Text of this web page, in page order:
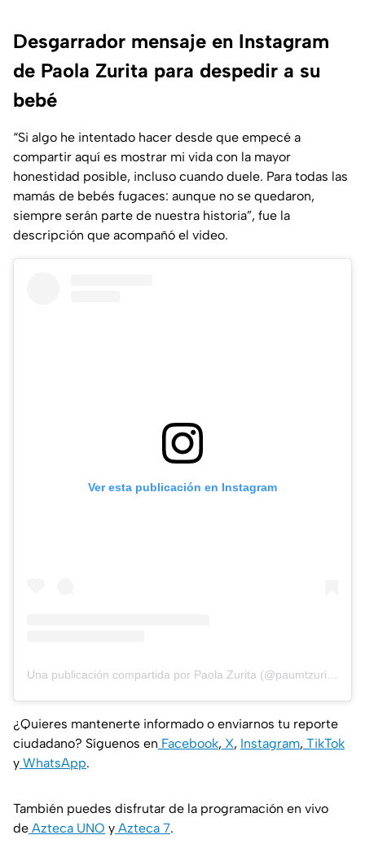
Desgarrador mensaje en Instagram
de Paola Zurita para despedir a su
bebé
“Si algo he intentado hacer desde que empecé a
compartir aquí es mostrar mi vida con la mayor
honestidad posible, incluso cuando duele. Para todas las
mamás de bebés fugaces: aunque no se quedaron,
siempre serán parte de nuestra historia”, fue la
descripción que acompañó el video.
Ver esta publicación en Instagram
Una publicación compartida por Paola Zurita (@paumtzurita)
¿Quieres mantenerte informado o enviarnos tu reporte
ciudadano? Síguenos en Facebook, X, Instagram, TikTok
y WhatsApp.
También puedes disfrutar de la programación en vivo
de Azteca UNO y Azteca 7.